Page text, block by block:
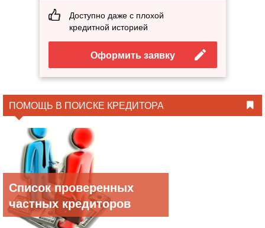
Доступно даже с плохой
кредитной историей
Оформить заявку
ПОМОЩЬ В ПОИСКЕ КРЕДИТОРА
Список проверенных
частных кредиторов